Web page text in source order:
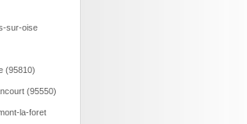
sur-oise
(95810)
(95550)
la-foret